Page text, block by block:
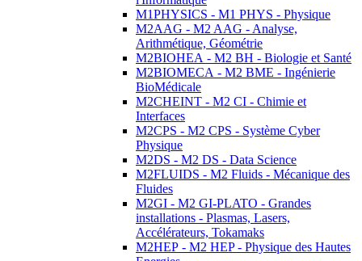
M1PHYSICS - M1 PHYS - Physique
M2AAG - M2 AAG - Analyse,
Arithmétique, Géométrie
M2BIOHEA - M2 BH - Biologie et Santé
M2BIOMECA - M2 BME - Ingénierie
BioMédicale
M2CHEINT - M2 CI - Chimie et
Interfaces
M2CPS - M2 CPS - Système Cyber
Physique
M2DS - M2 DS - Data Science
M2FLUIDS - M2 Fluids - Mécanique des
Fluides
M2GI - M2 GI-PLATO - Grandes
installations - Plasmas, Lasers,
Accélérateurs, Tokamaks
M2HEP - M2 HEP - Physique des Hautes